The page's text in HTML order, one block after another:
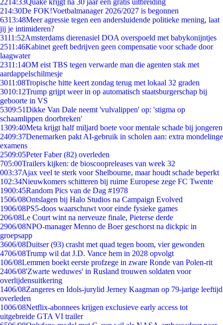
2214:33Quake krijgt na 30 jaar een gratis uitbreiding
214:30De FOK!Voetbalmanager 2026/2027 is begonnen
6313:48Meer agressie tegen een andersluidende politieke mening, laat
jij je intimideren?
3111:52Amsterdams dierenasiel DOA overspoeld met babykonijntjes
2511:46Kabinet geeft bedrijven geen compensatie voor schade door
laagwater
2311:14OM eist TBS tegen verwarde man die agenten stak met
aardappelschilmesje
3011:08Tropische hitte keert zondag terug met lokaal 32 graden
3010:12Trump grijpt weer in op automatisch staatsburgerschap bij
geboorte in VS
5309:51Dikke Van Dale neemt 'vulvalippen' op: 'stigma op
schaamlippen doorbreken'
1309:40Meta krijgt half miljard boete voor mentale schade bij jongeren
2409:37Denemarken pakt AI-gebruik in scholen aan: extra mondelinge
examens
2509:05Peter Faber (82) overleden
705:00Trailers kijken: de bioscoopreleases van week 32
003:37Ajax veel te sterk voor Shelbourne, maar houdt schade beperkt
102:34Nieuwkomers schitteren bij ruime Europese zege FC Twente
1900:45Random Pics van de Dag #1978
1506/08Ontslagen bij Halo Studios na Campaign Evolved
1906/08PS5-doos waarschuwt voor einde fysieke games
206/08Le Court wint na nerveuze finale, Pieterse derde
2906/08NPO-manager Menno de Boer geschorst na dickpic in
groepsapp
3606/08Duitser (93) crasht met quad tegen boom, vier gewonden
4706/08Trump wil dat J.D. Vance hem in 2028 opvolgt
106/08Lemmen boekt eerste profzege in zware Ronde van Polen-rit
2406/08'Zwarte weduwes' in Rusland trouwen soldaten voor
overlijdensuitkering
1406/08Zangeres en Idols-jurylid Jerney Kaagman op 79-jarige leeftijd
overleden
1006/08Netflix-abonnees krijgen exclusieve early access tot
uitgebreide GTA VI trailer